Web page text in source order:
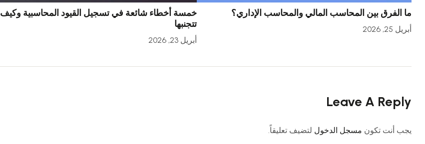
ما الفرق بين المحاسب المالي والمحاسب الإداري؟
أبريل 25, 2026
خمسة أخطاء شائعة في تسجيل القيود المحاسبية وكيف
تتجنبها
أبريل 23, 2026
Leave A Reply
يجب أنت تكون مسجل الدخول لتضيف تعليقاً.